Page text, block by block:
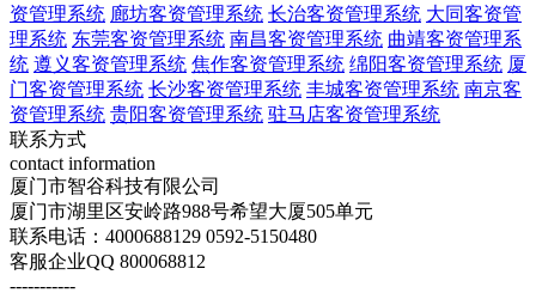
资管理系统 廊坊客资管理系统 长治客资管理系统 大同客资管
理系统 东莞客资管理系统 南昌客资管理系统 曲靖客资管理系
统 遵义客资管理系统 焦作客资管理系统 绵阳客资管理系统 厦
门客资管理系统 长沙客资管理系统 丰城客资管理系统 南京客
资管理系统 贵阳客资管理系统 驻马店客资管理系统
联系方式
contact information
厦门市智谷科技有限公司
厦门市湖里区安岭路988号希望大厦505单元
联系电话：4000688129 0592-5150480
客服企业QQ 800068812
-----------